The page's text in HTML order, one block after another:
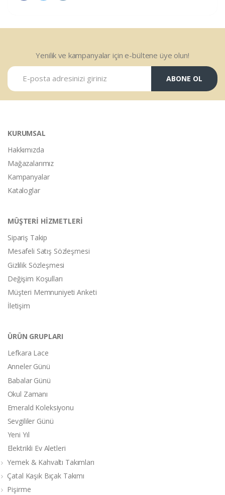
Yenilik ve kampanyalar için e-bültene üye olun!
ABONE OL
KURUMSAL
Hakkımızda
Mağazalarımız
Kampanyalar
Kataloglar
MÜŞTERİ HİZMETLERİ
Sipariş Takip
Mesafeli Satış Sözleşmesi
Gizlilik Sözleşmesi
Değişim Koşulları
Müşteri Memnuniyeti Anketi
İletişim
ÜRÜN GRUPLARI
Lefkara Lace
Anneler Günü
Babalar Günü
Okul Zamanı
Emerald Koleksiyonu
Sevgililer Günü
Yeni Yıl
Elektrikli Ev Aletleri
Yemek & Kahvaltı Takımları
Çatal Kaşık Bıçak Takımı
Pişirme